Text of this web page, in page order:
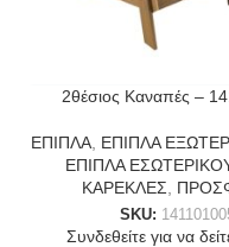
2θέσιος Καναπές –
ΕΠΙΠΛΑ, ΕΠΙΠΛΑ
ΕΠΙΠΛΑ
ΚΑΡΕΚΛΕΣ
SKU:
Συνδεθείτε για να